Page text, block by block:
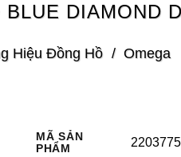
DIAMOND
Hiệu Đồng Hồ / Omega
MÃ SẢN
PHẨM